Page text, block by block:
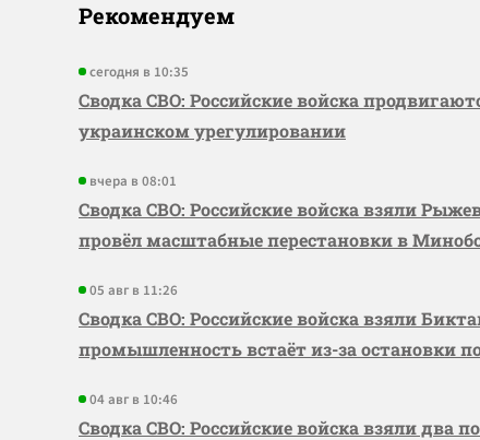
Рекомендуем
сегодня в 10:35
Сводка СВО: Российские войска
украинском урегулировании
вчера в 08:01
Сводка СВО: Российские войска взяли
провёл масштабные перестановки в
05 авг в 11:26
Сводка СВО: Российские войска взяли
промышленность встаёт из-за остановки
04 авг в 10:46
Сводка СВО: Российские войска взяли два